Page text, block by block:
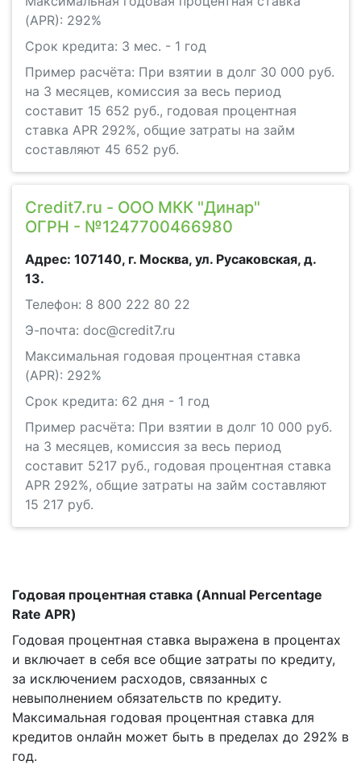
(APR): 292%
Срок кредита: 3 мес. - 1 год
Пример расчёта: При взятии в долг 30 000 руб.
на 3 месяцев, комиссия за весь период
составит 15 652 руб., годовая процентная
ставка APR 292%, общие затраты на займ
составляют 45 652 руб.
Credit7.ru - ООО МКК "Динар"
ОГРН - №1247700466980
Адрес: 107140, г. Москва, ул. Русаковская, д.
13.
Телефон: 8 800 222 80 22
Э-почта: doc@credit7.ru
Максимальная годовая процентная ставка
(APR): 292%
Срок кредита: 62 дня - 1 год
Пример расчёта: При взятии в долг 10 000 руб.
на 3 месяцев, комиссия за весь период
составит 5217 руб., годовая процентная ставка
APR 292%, общие затраты на займ составляют
15 217 руб.
Годовая процентная ставка (Annual Percentage
Rate APR)
Годовая процентная ставка выражена в процентах
и включает в себя все общие затраты по кредиту,
за исключением расходов, связанных с
невыполнением обязательств по кредиту.
Максимальная годовая процентная ставка для
кредитов онлайн может быть в пределах до 292% в
год.